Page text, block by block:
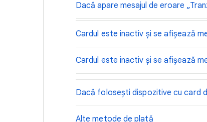
Dacă apare mesajul de eroare
Cardul este inactiv și se afișează
Cardul este inactiv și se afișează
Dacă folosești dispozitive cu card
Alte metode de plată